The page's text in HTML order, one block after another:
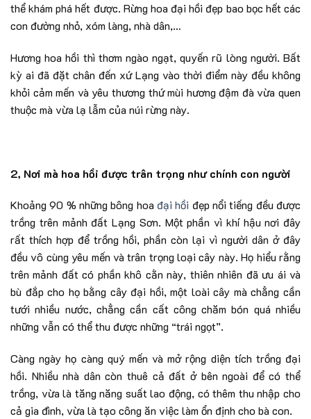
thể khám phá hết được. Rừng hoa đại hồi đẹp bao bọc hết các
con đường nhỏ, xóm làng, nhà dân,…
Hương hoa hồi thì thơm ngào ngạt, quyến rũ lòng người. Bất
kỳ ai đã đặt chân đến xứ Lạng vào thời điểm này đều không
khỏi cảm mến và yêu thương thứ mùi hương đậm đà vừa quen
thuộc mà vừa lạ lẫm của núi rừng này.
2, Nơi mà hoa hồi được trân trọng như chính con người
Khoảng 90 % những bông hoa đại hồi đẹp nổi tiếng đều được
trồng trên mảnh đất Lạng Sơn. Một phần vì khí hậu nơi đây
rất thích hợp để trồng hồi, phần còn lại vì người dân ở đây
đều vô cùng yêu mến và trân trọng loại cây này. Họ hiểu rằng
trên mảnh đất có phần khô cằn này, thiên nhiên đã ưu ái và
bù đắp cho họ bằng cây đại hồi, một loài cây mà chẳng cần
tưới nhiều nước, chẳng cần cất công chăm bón quá nhiều
những vẫn có thể thu được những “trái ngọt”.
Càng ngày họ càng quý mến và mở rộng diện tích trồng đại
hồi. Nhiều nhà dân còn thuê cả đất ở bên ngoài để có thể
trồng, vừa là tăng năng suất lao động, có thêm thu nhập cho
cả gia đình, vừa là tạo công ăn việc làm ổn định cho bà con.